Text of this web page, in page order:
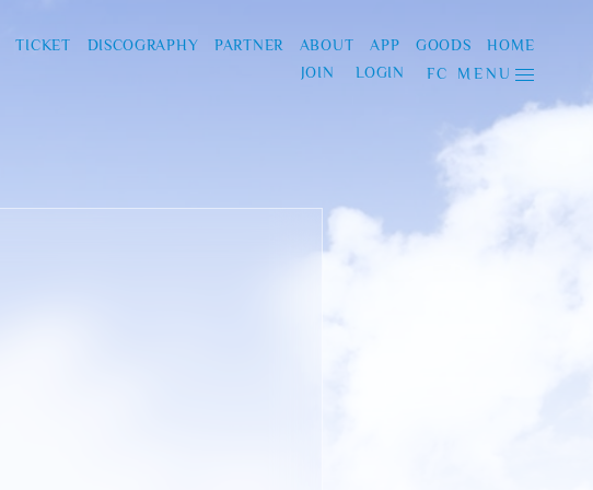
TICKET DISCOGRAPHY PARTNER ABOUT APP GOODS
HOME
JOIN
LOGIN FC MENU